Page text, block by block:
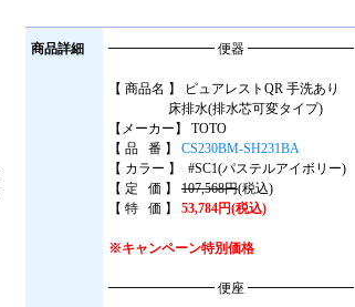
商品詳細 ━━━━━━━━ 便器 ━━━━━━━━
【 商品名 】 ピュアレストQR 手洗あり
床排水(排水芯可変タイプ)
【メーカー】 TOTO
【 品 番 】 CS230BM-SH231BA
【 カラー 】 #SC1(パステルアイボリー)
【 定 価 】 107,568円(税込)
【 特 価 】 53,784円(税込)
※キャンペーン特別価格
━━━━━━━━ 便座 ━━━━━━━━